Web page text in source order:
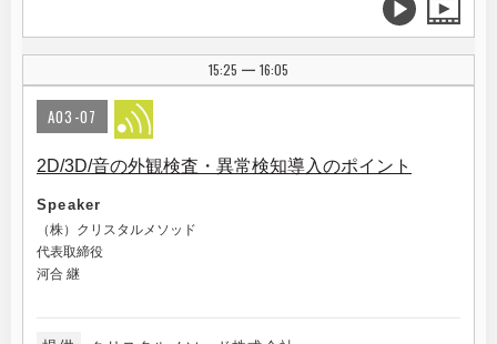
15:25 | 16:05
A03-07
2D/3D/音の外観検査・異常検知導入のポイント
Speaker
（株）クリスタルメソッド
代表取締役
河合 継